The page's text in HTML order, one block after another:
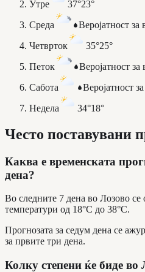
Утре
37°23°
Среда
Веројатност за
Четврток
35°25°
Петок
Веројатност
Сабота
Веројатност
Недела
34°18°
Често поставувани
Каква е временската
дена?
Во следните 7 дена во Лозово се
температури од 18°C до 38°C.
Прогнозата за седум дена се
за првите три дена.
Колку степени ќе биде во